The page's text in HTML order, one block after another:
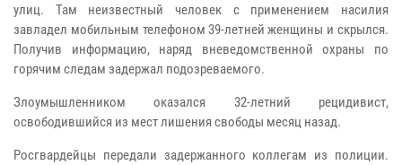
улиц. Там неизвестный человек с применением насилия
завладел мобильным телефоном 39-летней женщины и скрылся.
Получив информацию, наряд вневедомственной охраны по
горячим следам задержал подозреваемого.
Злоумышленником оказался 32-летний рецидивист,
освободившийся из мест лишения свободы месяц назад.
Росгвардейцы передали задержанного коллегам из полиции.